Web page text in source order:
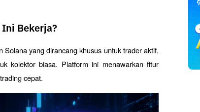
Ini Bekerja?
yang dirancang khusus untuk trader aktif,
kolektor biasa. Platform ini menawarkan fitur
cepat.